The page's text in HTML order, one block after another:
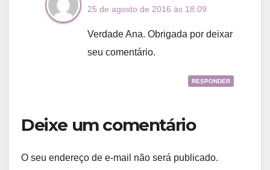
25 de agosto de 2016 às 18:09
Verdade Ana. Obrigada por deixar
seu comentário.
RESPONDER
Deixe um comentário
O seu endereço de e-mail não será publicado.